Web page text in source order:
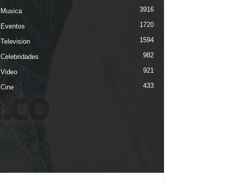
Musica 3916
Eventos 1720
Television 1594
Celebridades 982
Video 921
Cine 433